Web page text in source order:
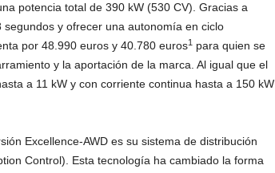
potencia total de 390 kW (530 CV). Gracias a
y ofrecer una autonomía en ciclo
por 48.990 euros y 40.780 euros1para quien se
y la aportación de la marca. Al igual que el
a 11 kW y con corriente continua hasta a 150 kW
Excellence-AWD es su sistema de distribución
Control). Esta tecnología ha cambiado la forma